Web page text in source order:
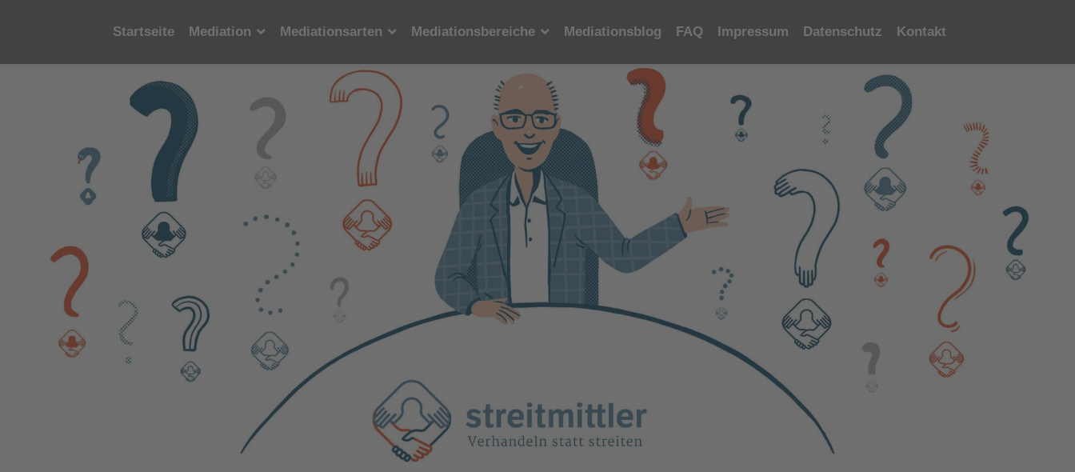
Startseite Mediation Mediationsarten Mediationsbereiche Mediationsblog FAQ Impressum Datenschutz Kontakt